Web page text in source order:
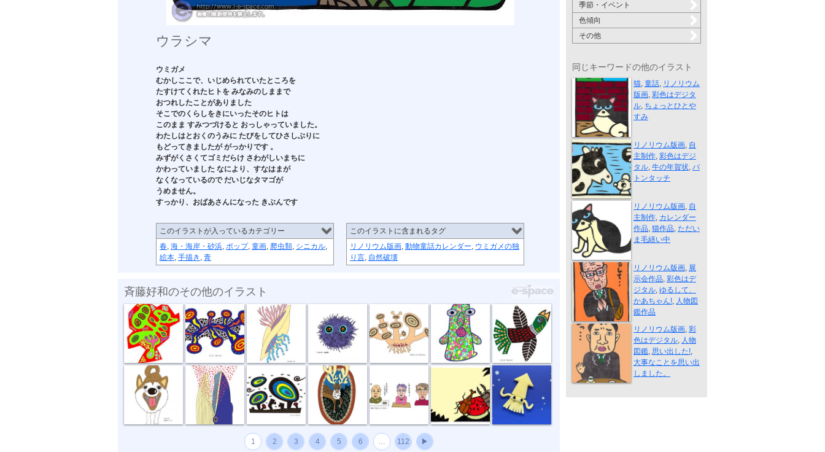
ウラシマ
ウミガメ
むかしここで、いじめられていたところを
たすけてくれたヒトを みなみのしままで
おつれしたことがありました
そこでのくらしをきにいったそのヒトは
このまま すみつづけると おっしゃっていました。
わたしはとおくのうみに たびをしてひさしぶりに
もどってきましたが がっかりです 。
みずがくさくてゴミだらけ さわがしいまちに
かわっていました なにより、すなはまが
なくなっているので だいじなタマゴが
うめません。
すっかり、おばあさんになった きぶんです
このイラストが入っているカテゴリー
春, 海・海岸・砂浜, ポップ, 童画, 爬虫類, シニカル,
絵本, 手描き , 青
このイラストに含まれるタグ
リノリウム版画, 動物童話カレンダー, ウミガメの独
り言, 自然破壊
斉藤好和のその他のイラスト
めぐる想い 放電１秒前 貝 星をめざす
お散歩行こうよ 食事風景 ク... 風が強い夜 困りましたね 好物 イカがなものか
1 2 3 4 5 6 … 112 ▶
季節・イベント
色傾向
その他
同じキーワードの他のイラスト
ちょっとひと...
猫, 童話, リノリウム
版画, 彩色はデジタ
ル, ちょっとひとや
すみ
牛の年賀状 ...
リノリウム版画, 自
主制作, 彩色はデジ
タル, 牛の年賀状, バ
トンタッチ
毛づくろい中
リノリウム版画, 自
主制作, カレンダー
作品, 猫作品, ただい
ま毛繕い中
ゆるして、か...
リノリウム版画, 展
示会作品, 彩色はデ
ジタル, ゆるして、
かあちゃん!, 人物図
鑑作品
思い出した！
リノリウム版画, 彩
色はデジタル, 人物
図鑑, 思い出した!,
大事なことを思い出
しました。